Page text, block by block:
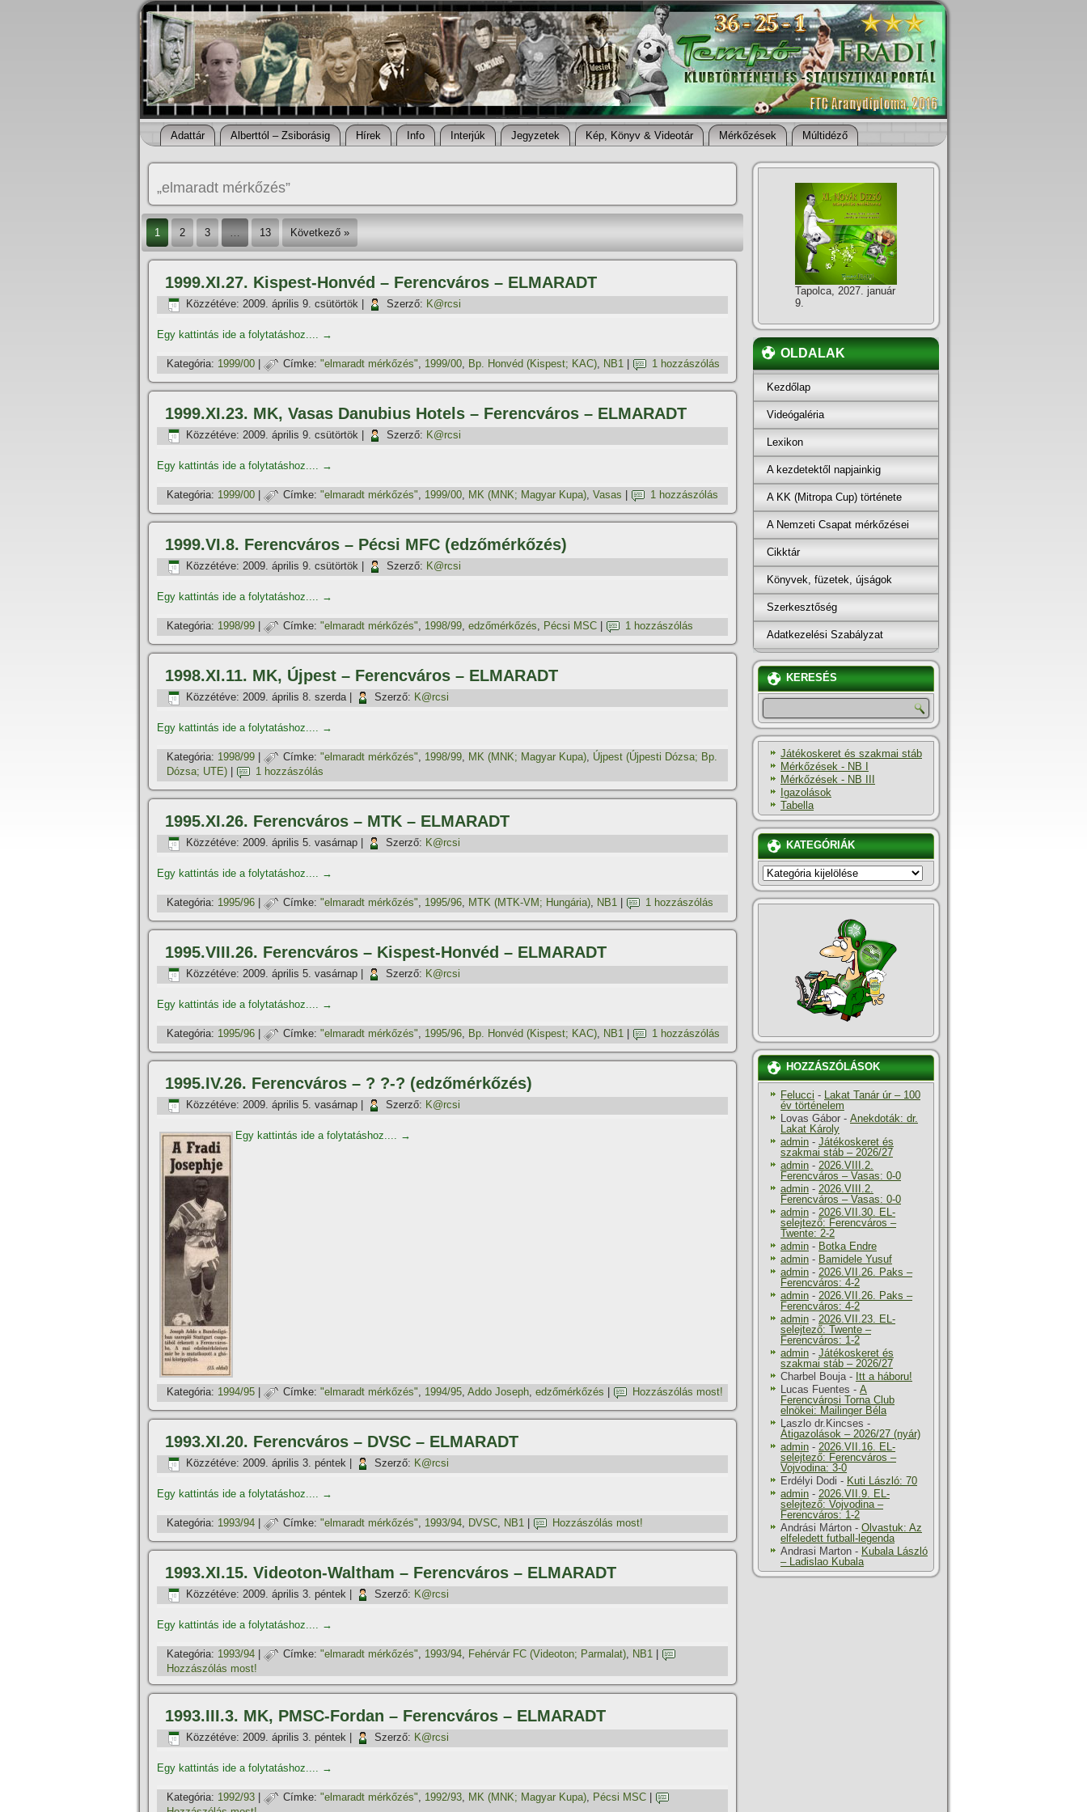
Adattár Alberttól – Zsiborásig Hí­rek Info Interjúk Jegyzetek Kép, Könyv & Videotár Mérkőzések Múltidéző
„elmaradt mérkőzés”
1 2 3 … 13 Következő »
1999.XI.27. Kispest-Honvéd – Ferencváros – ELMARADT
Közzétéve: 2009. április 9. csütörtök Szerző: K@rcsi
Egy kattintás ide a folytatáshoz.... →
Kategória: 1999/00 Címke: "elmaradt mérkőzés", 1999/00, Bp. Honvéd (Kispest; KAC), NB1 1 hozzászólás
1999.XI.23. MK, Vasas Danubius Hotels – Ferencváros – ELMARADT
Közzétéve: 2009. április 9. csütörtök Szerző: K@rcsi
Egy kattintás ide a folytatáshoz.... →
Kategória: 1999/00 Címke: "elmaradt mérkőzés", 1999/00, MK (MNK; Magyar Kupa), Vasas 1 hozzászólás
1999.VI.8. Ferencváros – Pécsi MFC (edzőmérkőzés)
Közzétéve: 2009. április 9. csütörtök Szerző: K@rcsi
Egy kattintás ide a folytatáshoz.... →
Kategória: 1998/99 Címke: "elmaradt mérkőzés", 1998/99, edzőmérkőzés, Pécsi MSC 1 hozzászólás
1998.XI.11. MK, Újpest – Ferencváros – ELMARADT
Közzétéve: 2009. április 8. szerda| Szerző: K@rcsi
Egy kattintás ide a folytatáshoz.... →
Kategória: 1998/99 Címke: "elmaradt mérkőzés", 1998/99, MK (MNK; Magyar Kupa), Újpest (Újpesti Dózsa; Bp.
Dózsa; UTE)
1 hozzászólás
1995.XI.26. Ferencváros – MTK – ELMARADT
Közzétéve: 2009. április 5. vasárnap Szerző: K@rcsi
Egy kattintás ide a folytatáshoz.... →
Kategória: 1995/96 Címke: "elmaradt mérkőzés", 1995/96, MTK (MTK-VM; Hungária), NB1 1 hozzászólás
1995.VIII.26. Ferencváros – Kispest-Honvéd – ELMARADT
Közzétéve: 2009. április 5. vasárnap Szerző: K@rcsi
Egy kattintás ide a folytatáshoz.... →
Kategória: 1995/96 Címke: "elmaradt mérkőzés", 1995/96, Bp. Honvéd (Kispest; KAC), NB1 1 hozzászólás
1995.IV.26. Ferencváros – ? ?-? (edzőmérkőzés)
Közzétéve: 2009. április 5. vasárnap Szerző: K@rcsi
Egy kattintás ide a folytatáshoz.... →
Kategória: 1994/95 Címke: "elmaradt mérkőzés", 1994/95, Addo Joseph, edzőmérkőzés Hozzászólás most!
1993.XI.20. Ferencváros – DVSC – ELMARADT
Közzétéve: 2009. április 3. péntek Szerző: K@rcsi
Egy kattintás ide a folytatáshoz.... →
Kategória: 1993/94 Címke: "elmaradt mérkőzés", 1993/94, DVSC, NB1 Hozzászólás most!
1993.XI.15. Videoton-Waltham – Ferencváros – ELMARADT
Közzétéve: 2009. április 3. péntek Szerző: K@rcsi
Egy kattintás ide a folytatáshoz.... →
Kategória: 1993/94 Címke: "elmaradt mérkőzés", 1993/94, Fehérvár FC (Videoton; Parmalat), NB1
Hozzászólás most!
1993.III.3. MK, PMSC-Fordan – Ferencváros – ELMARADT
Közzétéve: 2009. április 3. péntek Szerző: K@rcsi
Egy kattintás ide a folytatáshoz.... →
Kategória: 1992/93 Címke: "elmaradt mérkőzés", 1992/93, MK (MNK; Magyar Kupa), Pécsi MSC
Tapolca, 2027. január
9.
OLDALAK
Kezdőlap
Videógaléria
Lexikon
A kezdetektől napjainkig
A KK (Mitropa Cup) története
A Nemzeti Csapat mérkőzései
Cikktár
Könyvek, füzetek, újságok
Szerkesztőség
Adatkezelési Szabályzat
KERESÉS
Játékoskeret és szakmai stáb
Mérkőzések - NB I
Mérkőzések - NB III
Igazolások
Tabella
KATEGÓRIÁK
KATEGÓRIÁK
HOZZÁSZÓLÁSOK
Felucci - Lakat Tanár úr – 100
év történelem
Lovas Gábor - Anekdoták: dr.
Lakat Károly
admin - Játékoskeret és
szakmai stáb – 2026/27
admin - 2026.VIII.2.
Ferencváros – Vasas: 0-0
admin - 2026.VIII.2.
Ferencváros – Vasas: 0-0
admin - 2026.VII.30. EL-
selejtező: Ferencváros –
Twente: 2-2
admin - Botka Endre
admin - Bamidele Yusuf
admin - 2026.VII.26. Paks –
Ferencváros: 4-2
admin - 2026.VII.26. Paks –
Ferencváros: 4-2
admin - 2026.VII.23. EL-
selejtező: Twente –
Ferencváros: 1-2
admin - Játékoskeret és
szakmai stáb – 2026/27
Charbel Bouja- Itt a háboru!
Lucas Fuentes - A
Ferencvárosi Torna Club
elnökei: Mailinger Béla
Laszlo dr.Kincses -
Átigazolások – 2026/27 (nyár)
admin - 2026.VII.16. EL-
selejtező: Ferencváros –
Vojvodina: 3-0
Erdélyi Dodi - Kuti László: 70
admin - 2026.VII.9. EL-
selejtező: Vojvodina –
Ferencváros: 1-2
Andrási Márton - Olvastuk: Az
elfeledett futball-legenda
Andrasi Marton - Kubala László
– Ladislao Kubala